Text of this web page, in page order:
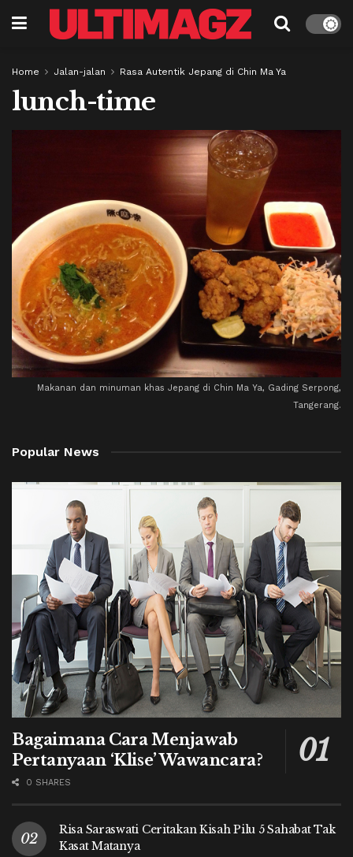
Home Jalan-jalan Rasa Autentik Jepang di Chin Ma Ya
lunch-time
Makanan dan minuman khas Jepang di Chin Ma Ya, Gading Serpong,
Tangerang.
Popular News
Bagaimana Cara Menjawab
Pertanyaan ‘Klise’ Wawancara?
0 SHARES
Risa Saraswati Ceritakan Kisah Pilu 5 Sahabat Tak
Kasat Matanya